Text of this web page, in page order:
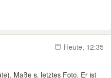
Heute, 12:35
Maße s. letztes Foto. Er ist